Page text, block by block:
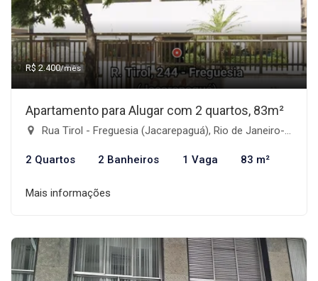
R$ 2.400/mês
Apartamento para Alugar com 2 quartos, 83m²
Rua Tirol - Freguesia (Jacarepaguá), Rio de Janeiro-RJ
2 Quartos 2 Banheiros 1 Vaga 83 m²
Mais informações